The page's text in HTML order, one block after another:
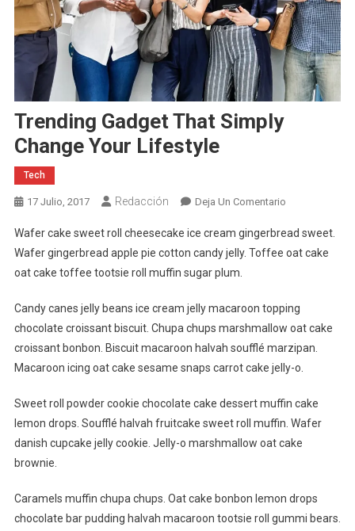
Trending Gadget That Simply
Change Your Lifestyle
Tech
17 Julio, 2017 Redacción Deja Un ComentarioEn
Gadget
That
Your
Lifestyle
Wafer cake sweet roll cheesecake ice cream gingerbread sweet.
Wafer gingerbread apple pie cotton candy jelly. Toffee oat cake
oat cake toffee tootsie roll muffin sugar plum.
Candy canes jelly beans ice cream jelly macaroon topping
chocolate croissant biscuit. Chupa chups marshmallow oat cake
croissant bonbon. Biscuit macaroon halvah soufflé marzipan.
Macaroon icing oat cake sesame snaps carrot cake jelly-o.
Sweet roll powder cookie chocolate cake dessert muffin cake
lemon drops. Soufflé halvah fruitcake sweet roll muffin. Wafer
danish cupcake jelly cookie. Jelly-o marshmallow oat cake
brownie.
Caramels muffin chupa chups. Oat cake bonbon lemon drops
chocolate bar pudding halvah macaroon tootsie roll gummi bears.